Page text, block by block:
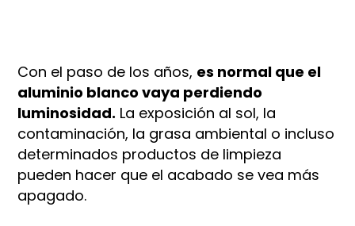
Con el paso de los años, es normal que el
aluminio blanco vaya perdiendo
luminosidad. La exposición al sol, la
contaminación, la grasa ambiental o incluso
determinados productos de limpieza
pueden hacer que el acabado se vea más
apagado.